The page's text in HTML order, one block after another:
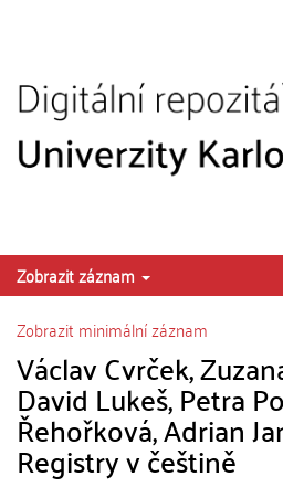
Zobrazit záznam
Zobrazit minimální záznam
Václav Cvrček,
David Lukeš, Petra
Řehořková, Adrian
Registry v češtině